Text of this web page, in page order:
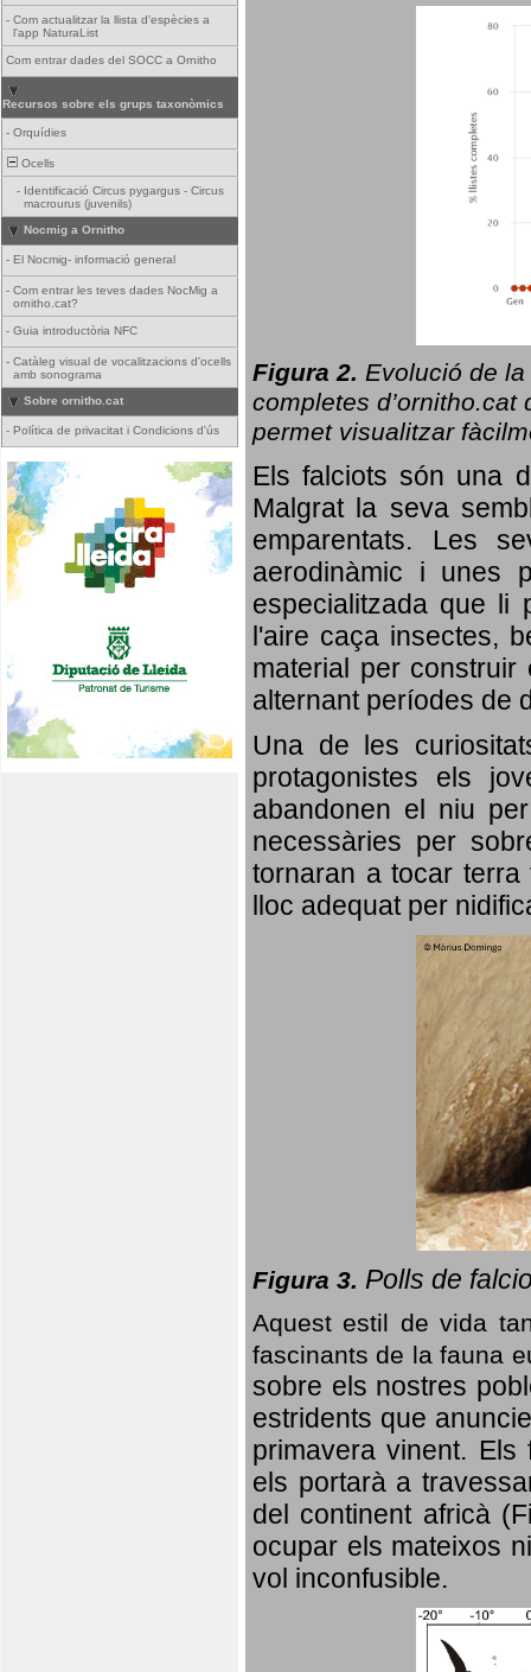
- Com actualitzar la llista d'espècies a
l'app NaturaList
Com entrar dades del SOCC a Ornitho
Recursos sobre els grups taxonòmics
- Orquídies
Ocells
- Identificació Circus pygargus - Circus
macrourus (juvenils)
Nocmig a Ornitho
- El Nocmig- informació general
- Com entrar les teves dades NocMig a
ornitho.cat?
- Guia introductòria NFC
- Catàleg visual de vocalitzacions d'ocells
amb sonograma
Sobre ornitho.cat
- Política de privacitat i Condicions d'ús
Figura 2. Evolució de la
completes d’ornitho.cat
permet visualitzar
Els falciots són una
Malgrat la seva
emparentats. Les
aerodinàmic i unes
especialitzada que li
l'aire caça insectes,
material per
alternant períodes de
Una de les
protagonistes els
abandonen el niu
necessàries per
tornaran a tocar
lloc adequat per
Figura 3. Polls de
Aquest estil de vida
fascinants de la fauna
sobre els nostres
estridents que
primavera vinent. Els
els portarà a
del continent africà
ocupar els mateixos
vol inconfusible.